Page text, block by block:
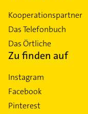
Kooperationspartner
Das Telefonbuch
Das Örtliche
Zu finden auf
Instagram
Facebook
Pinterest